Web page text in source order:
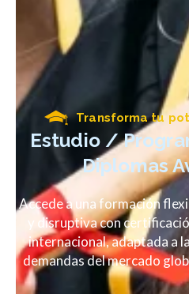
Transforma tu
Estudio /
Diplomas
Accede a una formación
y disruptiva con
internacional, adaptada a
demandas del mercado